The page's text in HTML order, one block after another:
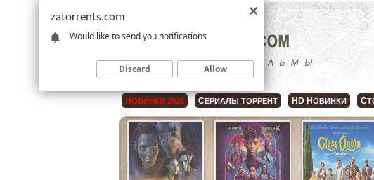
НОВИНКИ 2026 СЕРИАЛЫ ТОРРЕНТ HD НОВИНКИ С
zatorrents.com
Would like to send you notifications
Discard Allow